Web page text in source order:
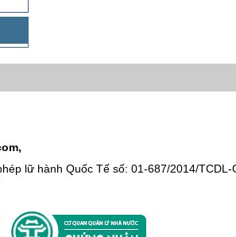
lữ hành Quốc Tế số: 01-687/2014/TCDL-